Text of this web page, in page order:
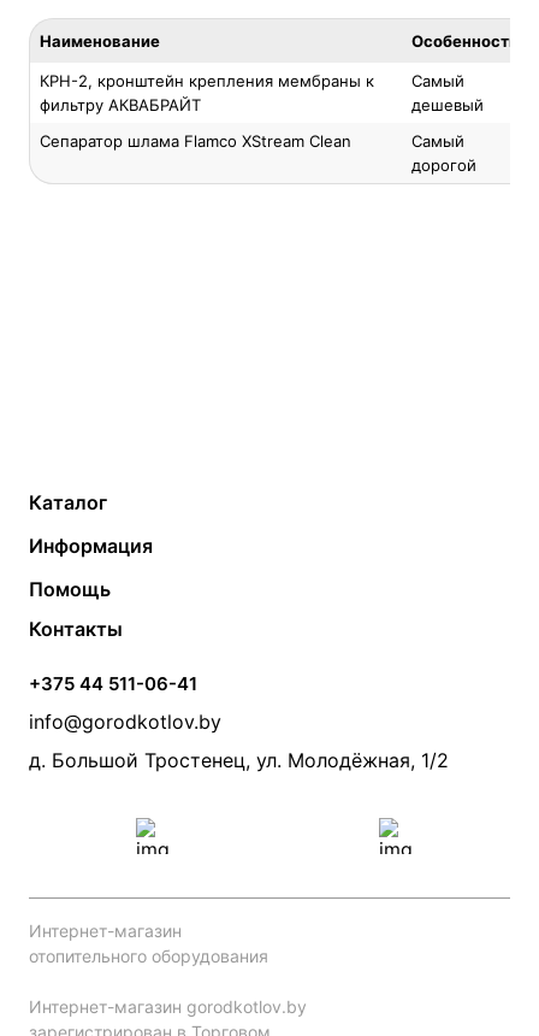
Наименование Особенность
КРН-2, кронштейн крепления мембраны к
фильтру АКВАБРАЙТ
Самый
дешевый
Сепаратор шлама Flamco XStream Clean
Самый
дорогой
Каталог
Твердотопливные котлы
Электрические котлы
Банные печи
Камины и печи
Теплый пол
Радиаторы
Насосы
Дымоходы
Информация
Контакты
Статьи
Акции
Производители
Помощь
Монтаж систем отопления
Прайс по монтажу систем отопления
Проект систем отопления
Контакты
+375 44 511-06-41
info@gorodkotlov.by
д. Большой Тростенец, ул. Молодёжная, 1/2
Интернет-магазин
отопительного оборудования
Интернет-магазин gorodkotlov.by
зарегистрирован в Торговом